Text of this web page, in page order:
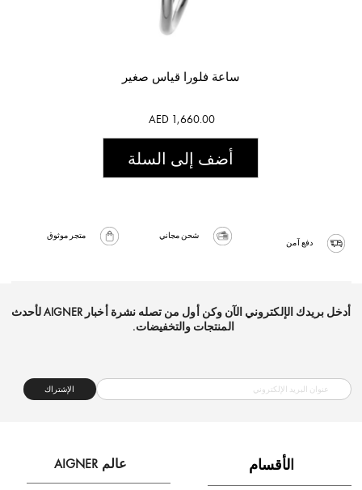
ساعة فلورا قياس صغير
AED 1,660.00
أضف إلى السلة